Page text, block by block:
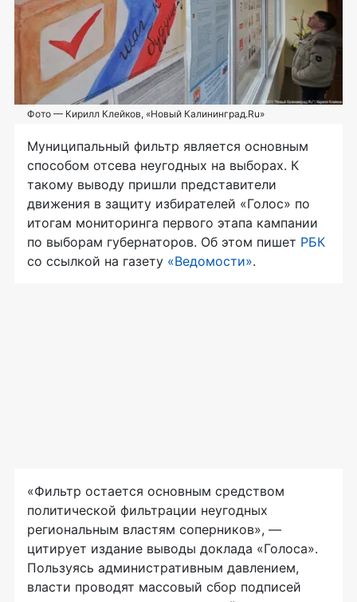
Фото — Кирилл Клейков, «Новый Калининград.Ru»
Муниципальный фильтр является основным
способом отсева неугодных на выборах. К
такому выводу пришли представители
движения в защиту избирателей «Голос» по
итогам мониторинга первого этапа кампании
по выборам губернаторов. Об этом пишет РБК
со ссылкой на газету «Ведомости».
«Фильтр остается основным средством
политической фильтрации неугодных
региональным властям соперников», —
цитирует издание выводы доклада «Голоса».
Пользуясь административным давлением,
власти проводят массовый сбор подписей